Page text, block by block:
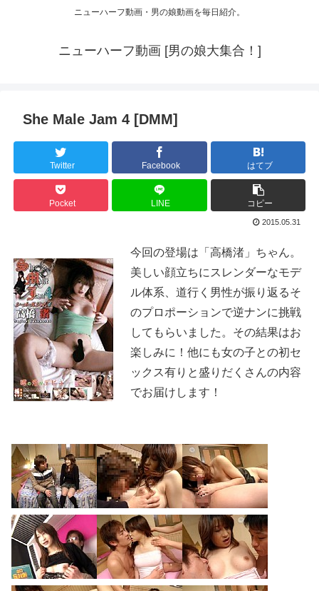
ニューハーフ動画・男の娘動画を毎日紹介。
ニューハーフ動画 [男の娘大集合！]
She Male Jam 4 [DMM]
Twitter Facebook はてブ
Pocket LINE コピー
2015.05.31
今回の登場は「高橋渚」ちゃん。
美しい顔立ちにスレンダーなモデ
ル体系、道行く男性が振り返るそ
のプロポーションで逆ナンに挑戦
してもらいました。その結果はお
楽しみに！他にも女の子との初セ
ックス有りと盛りだくさんの内容
でお届けします！